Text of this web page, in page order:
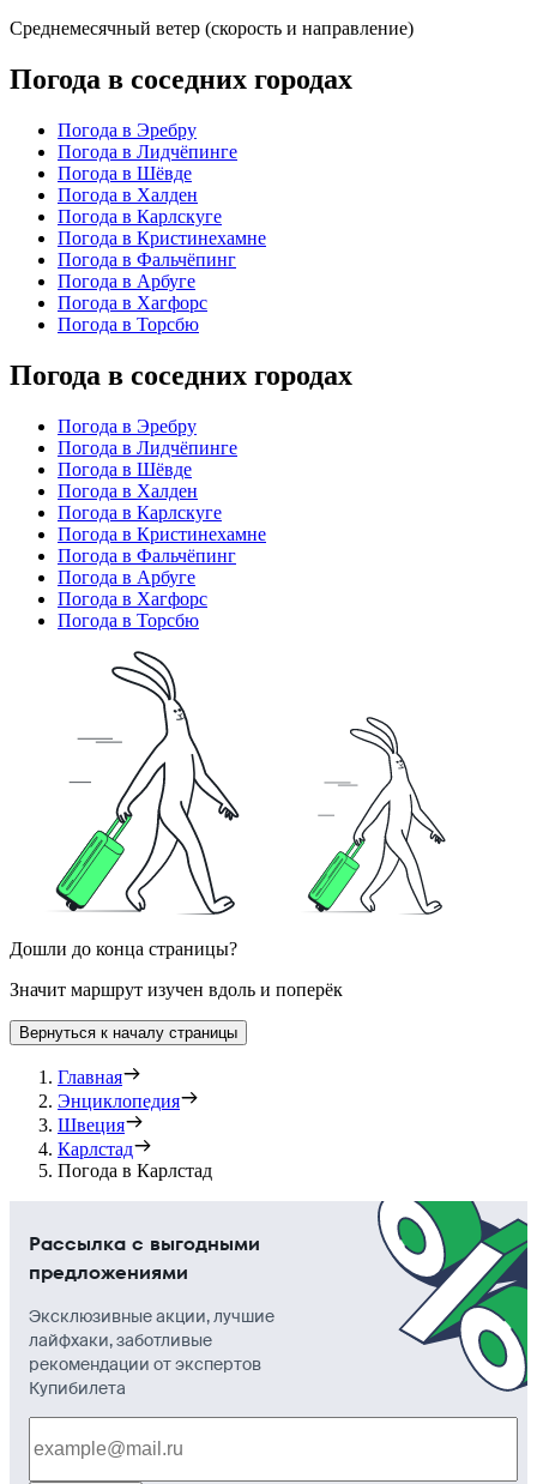
Среднемесячный ветер (скорость и направление)
Погода в соседних городах
Погода в Эребру
Погода в Лидчёпинге
Погода в Шёвде
Погода в Халден
Погода в Карлскуге
Погода в Кристинехамне
Погода в Фальчёпинг
Погода в Арбуге
Погода в Хагфорс
Погода в Торсбю
Погода в соседних городах
Погода в Эребру
Погода в Лидчёпинге
Погода в Шёвде
Погода в Халден
Погода в Карлскуге
Погода в Кристинехамне
Погода в Фальчёпинг
Погода в Арбуге
Погода в Хагфорс
Погода в Торсбю
Дошли до конца страницы?
Значит маршрут изучен вдоль и поперёк
Вернуться к началу страницы
Главная
Энциклопедия
Швеция
Карлстад
Погода в Карлстад
Рассылка с выгодными
предложениями
Эксклюзивные акции, лучшие
лайфхаки, заботливые
рекомендации от экспертов
Купибилета